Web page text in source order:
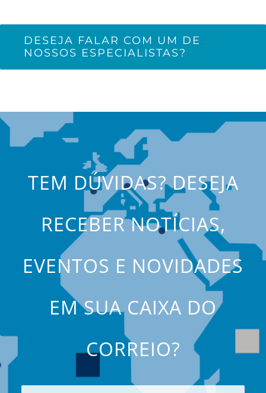
DESEJA FALAR COM UM DE
NOSSOS ESPECIALISTAS?
TEM DÚVIDAS? DESEJA
RECEBER NOTÍCIAS,
EVENTOS E NOVIDADES
EM SUA CAIXA DO
CORREIO?